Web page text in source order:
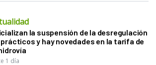
la suspensión de la desregulación
prácticos y hay novedades en la tarifa de
1 día